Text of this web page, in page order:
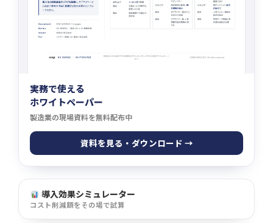
実務で使える
ホワイトペーパー
製造業の現場資料を無料配布中
資料を見る・ダウンロード →
導入効果シミュレーター
コスト削減額をその場で試算